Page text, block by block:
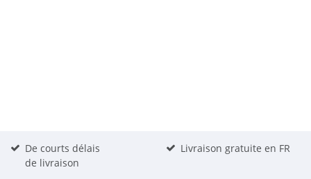
De courts délais
de livraison
Livraison gratuite en FR